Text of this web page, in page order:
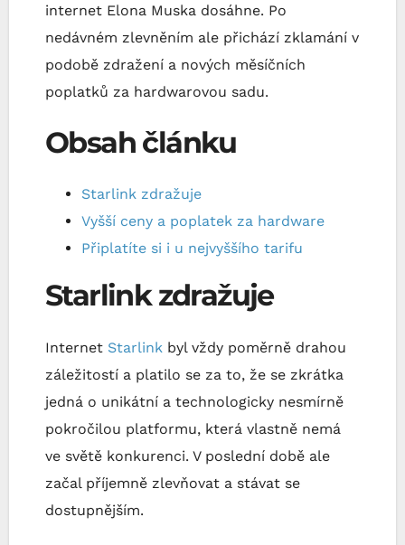
internet Elona Muska dosáhne. Po
nedávném zlevněním ale přichází zklamání v
podobě zdražení a nových měsíčních
poplatků za hardwarovou sadu.
Obsah článku
Starlink zdražuje
Vyšší ceny a poplatek za hardware
Připlatíte si i u nejvyššího tarifu
Starlink zdražuje
Internet Starlink byl vždy poměrně drahou
záležitostí a platilo se za to, že se zkrátka
jedná o unikátní a technologicky nesmírně
pokročilou platformu, která vlastně nemá
ve světě konkurenci. V poslední době ale
začal příjemně zlevňovat a stávat se
dostupnějším.